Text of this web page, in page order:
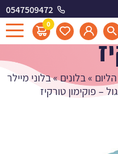
0547509472
0
- פוקימון
»בלונים»בלוני מיילר
– פוקימון טורקיז